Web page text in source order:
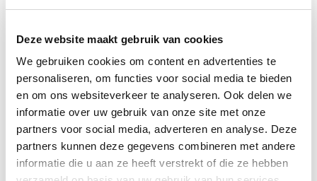
Deze website maakt gebruik van cookies
We gebruiken cookies om content en advertenties te
personaliseren, om functies voor social media te bieden
en om ons websiteverkeer te analyseren. Ook delen we
informatie over uw gebruik van onze site met onze
partners voor social media, adverteren en analyse. Deze
partners kunnen deze gegevens combineren met andere
informatie die u aan ze heeft verstrekt of die ze hebben
verdient immers niets minder dan het beste, en dat is
Wat maakt De Paardendrogist uniek in
de markt voor paardensupplementen?
De Paardendrogist onderscheidt zich door zijn
toewijding aan kwaliteit en innovatie in de
gezondheidszorg van paarden. Met jarenlange
ervaring en een diepe kennis van paardenvoeding
en -welzijn, ontwikkelt De Paardendrogist
supplementen die nauwkeurig zijn afgestemd op de